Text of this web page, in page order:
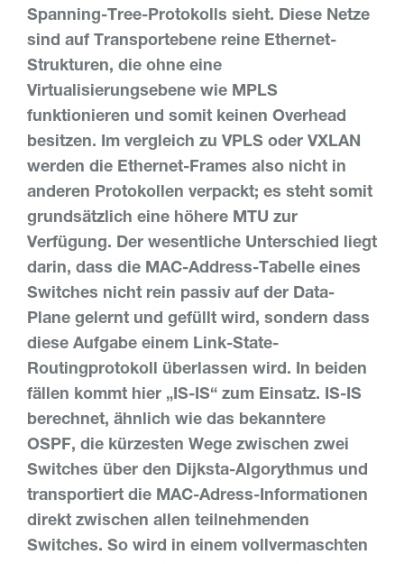
Spanning-Tree-Protokolls sieht. Diese Netze
sind auf Transportebene reine Ethernet-
Strukturen, die ohne eine
Virtualisierungsebene wie MPLS
funktionieren und somit keinen Overhead
besitzen. Im vergleich zu VPLS oder VXLAN
werden die Ethernet-Frames also nicht in
anderen Protokollen verpackt; es steht somit
grundsätzlich eine höhere MTU zur
Verfügung. Der wesentliche Unterschied liegt
darin, dass die MAC-Address-Tabelle eines
Switches nicht rein passiv auf der Data-
Plane gelernt und gefüllt wird, sondern dass
diese Aufgabe einem Link-State-
Routingprotokoll überlassen wird. In beiden
fällen kommt hier „IS-IS“ zum Einsatz. IS-IS
berechnet, ähnlich wie das bekanntere
OSPF, die kürzesten Wege zwischen zwei
Switches über den Dijksta-Algorythmus und
transportiert die MAC-Adress-Informationen
direkt zwischen allen teilnehmenden
Switches. So wird in einem vollvermaschten